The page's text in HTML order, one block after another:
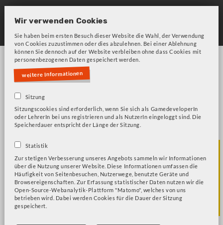
Skip
main
navigation
Fehlermeldung
Bitte beachten Sie unsere Frage zu Cookies!
GEO - Teilsystem
Natur- und
Kulturräume
Wir verwenden Cookies
Sie haben beim ersten Besuch dieser Website die Wahl, der Verwendung
von Cookies zuzustimmen oder dies abzulehnen. Bei einer Ablehnung
können Sie dennoch auf der Website verbleiben ohne dass Cookies mit
personenbezogenen Daten gespeichert werden.
weitere Informationen
Sitzung
Sitzungscookies sind erforderlich, wenn Sie sich als GamedeveloperIn
oder LehrerIn bei uns registrieren und als NutzerIn eingeloggt sind. Die
Speicherdauer entspricht der Länge der Sitzung.
Statistik
Zur stetigen Verbesserung unseres Angebots sammeln wir Informationen
über die Nutzung unserer Website. Diese Informationen umfassen die
Häufigkeit von Seitenbesuchen, Nutzerwege, benutzte Geräte und
Browsereigenschaften. Zur Erfassung statistischer Daten nutzen wir die
Open-Source-Webanalytik-Plattform "Matomo", welches von uns
betrieben wird. Dabei werden Cookies für die Dauer der Sitzung
gespeichert.